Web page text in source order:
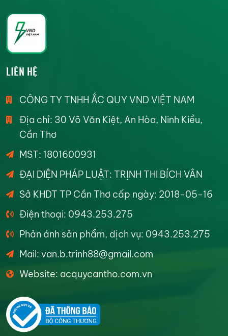
LIÊN HỆ
CÔNG TY TNHH ẮC QUY VND VIỆT NAM
Địa chỉ: 30 Võ Văn Kiệt, An Hòa, Ninh Kiều,
Cần Thơ
MST: 1801600931
ĐẠI DIỆN PHÁP LUẬT: TRỊNH THI BÍCH VÂN
Sở KHDT TP Cần Thơ cấp ngày: 2018-05-16
Điện thoại: 0943.253.275
Phản ánh sản phẩm, dịch vụ: 0943.253.275
Mail: van.b.trinh88@gmail.com
Website: acquycantho.com.vn